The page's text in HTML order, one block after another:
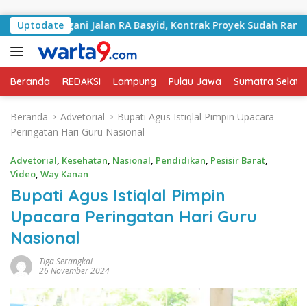
UptodateJalan RA Basyid, Kontrak Proyek Sudah Rampung
Beranda REDAKSI Lampung Pulau Jawa Sumatra
Beranda Advetorial
Bupati Agus Istiqlal Pimpin Upacara
Peringatan Hari Guru Nasional
Advetorial, Kesehatan, Nasional, Pendidikan, Pesisir Barat,
Video, Way Kanan
Bupati Agus Istiqlal Pimpin
Upacara Peringatan Hari Guru
Nasional
Tiga Serangkai
26 November 2024